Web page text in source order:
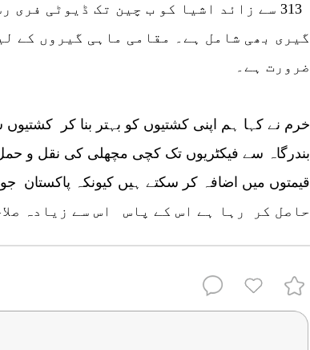
313 سے زائد اشیا کو ب چین تک ڈیوٹی
گیری بھی شامل ہے۔ مقامی ماہی گیروں کے
ضرورت ہے۔
خرم نے کہا ہم اپنی کشتیوں کو بہتر بنا کر
بندرگاہ سے فیکٹریوں تک کچی مچھلی کی نقل و حمل
حاصل کر رہا ہے اس کے پاس اس سے زیادہ